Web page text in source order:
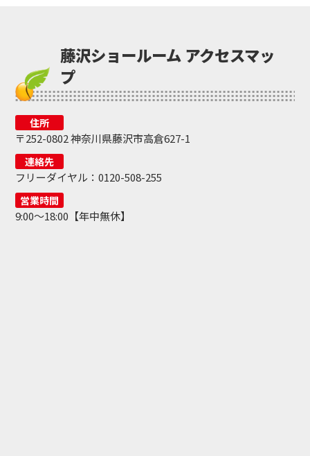
藤沢ショールーム アクセスマッ
プ
住所
〒252-0802 神奈川県藤沢市高倉627-1
連絡先
フリーダイヤル：0120-508-255
営業時間
9:00～18:00【年中無休】